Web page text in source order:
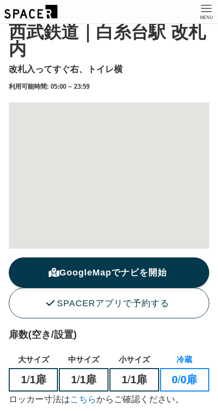
MENU
西武鉄道｜白糸台駅 改札
内
改札入ってすぐ右、トイレ横
利用可能時間: 05:00 ~ 23:59
GoogleMapでナビを開始
SPACERアプリで予約する
扉数(空き/設置)
大サイズ 中サイズ 小サイズ 冷蔵
1/1扉 1/1扉 1/1扉 0/0扉
ロッカー寸法はこちら からご確認ください。